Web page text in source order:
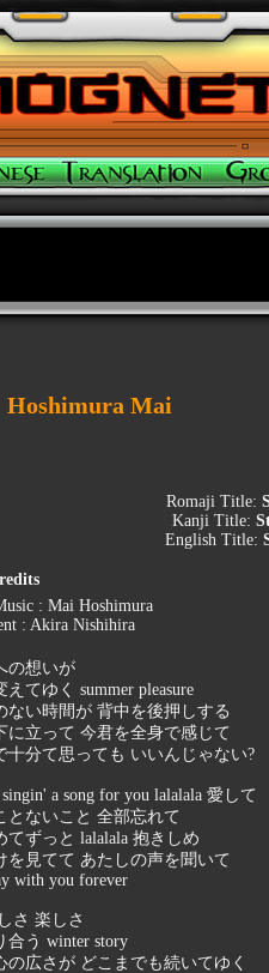
Hoshimura Mai
Romaji Title:
Kanji Title:
English Title:
: Mai Hoshimura
: Akira Nishihira
の想いが
てゆく summer pleasure
ない時間が 背中を後押しする
に立って 今君を全身で感じて
十分て思っても いいんじゃない?
a song for you lalalala 愛して
とないこと 全部忘れて
てずっと lalalala 抱きしめ
を見てて あたしの声を聞いて
with you forever
さ 楽しさ
合う winter story
の広さが どこまでも続いてゆく